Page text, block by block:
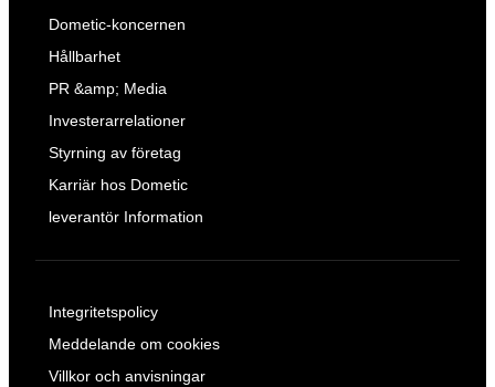
Dometic-koncernen
Hållbarhet
PR &amp; Media
Investerarrelationer
Styrning av företag
Karriär hos Dometic
leverantör Information
Integritetspolicy
Meddelande om cookies
Villkor och anvisningar